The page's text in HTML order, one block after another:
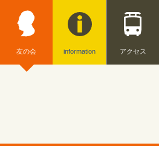
友の会 information アクセス